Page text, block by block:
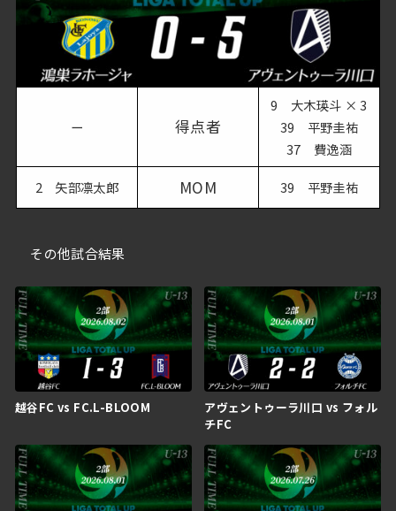
ー 得点者
9 大木瑛斗 × 3
39 平野圭祐
37 費逸涵
2 矢部凛太郎 MOM 39 平野圭祐
その他試合結果
越谷FC vs FC.L-BLOOM
アヴェントゥーラ川口 vs フォル
チFC